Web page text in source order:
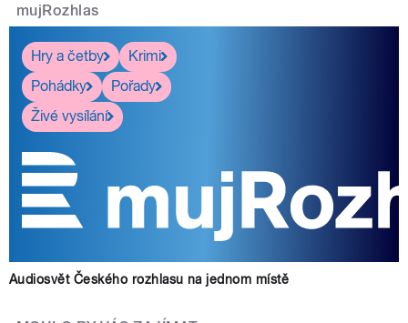
mujRozhlas
Hry a četby
Krimi
Pohádky
Pořady
Živé vysílání
Audiosvět Českého rozhlasu na jednom místě